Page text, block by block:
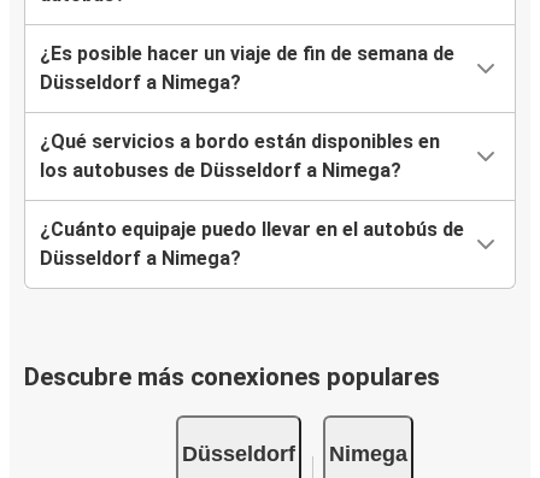
¿Es posible hacer un viaje de fin de semana de
Düsseldorf a Nimega?
¿Qué servicios a bordo están disponibles en
los autobuses de Düsseldorf a Nimega?
¿Cuánto equipaje puedo llevar en el autobús de
Düsseldorf a Nimega?
Descubre más conexiones populares
Düsseldorf Nimega